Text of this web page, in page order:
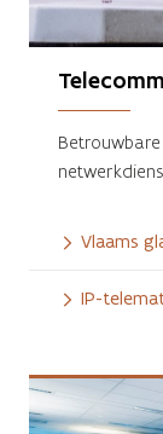
Vlaams
IP-